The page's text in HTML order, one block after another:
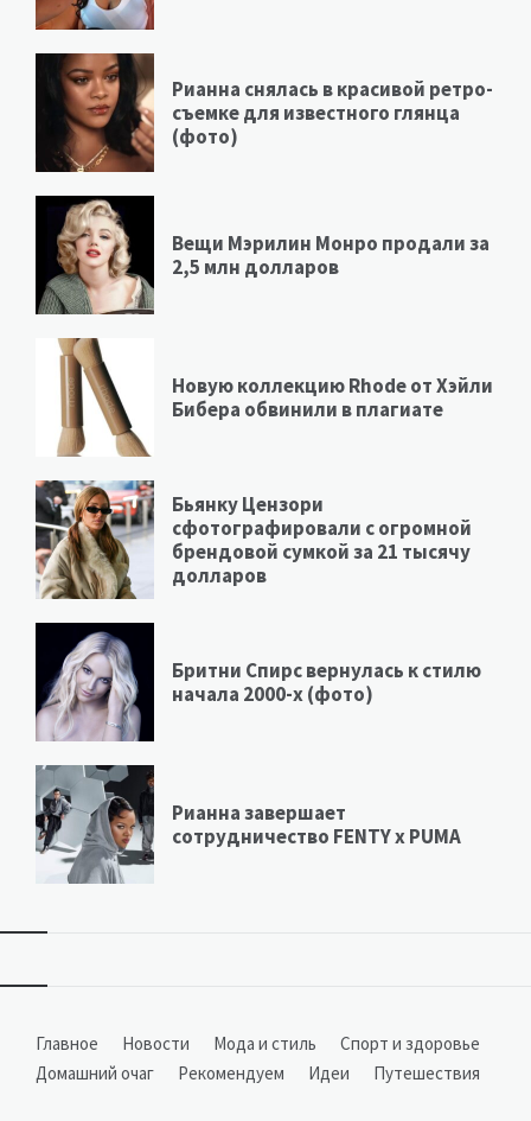
Рианна снялась в красивой ретро-
съемке для известного глянца
(фото)
Вещи Мэрилин Монро продали за
2,5 млн долларов
Новую коллекцию Rhode от Хэйли
Бибера обвинили в плагиате
Бьянку Цензори
сфотографировали с огромной
брендовой сумкой за 21 тысячу
долларов
Бритни Спирс вернулась к стилю
начала 2000-х (фото)
Рианна завершает
сотрудничество FENTY х PUMA
Виджеты
Главное Новости Мода и стиль
Спорт и здоровье
Домашний очаг
Рекомендуем Идеи Путешествия